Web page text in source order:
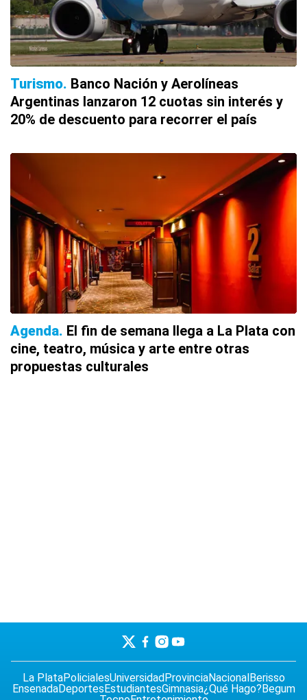
Turismo Banco Nación y Aerolíneas
Argentinas lanzaron 12 cuotas sin interés y
20% de descuento para recorrer el país
Agenda El fin de semana llega a La Plata con
cine, teatro, música y arte entre otras
propuestas culturales
La PlataPolicialesUniversidad ProvinciaNacional Berisso
EnsenadaDeportes EstudiantesGimnasia¿Qué Hago? Begum